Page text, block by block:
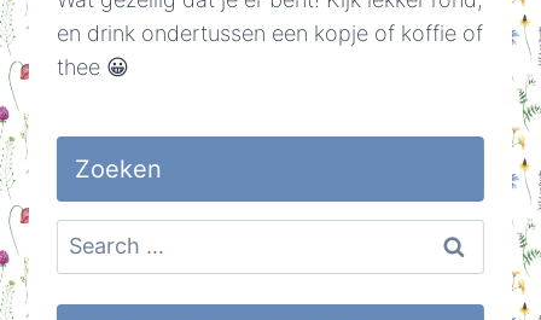
en drink ondertussen een kopje of koffie of
thee 😀
Zoeken
Search
for: